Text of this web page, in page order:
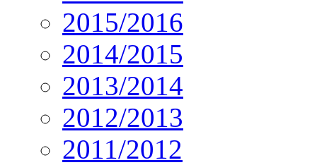
2015/2016
2014/2015
2013/2014
2012/2013
2011/2012